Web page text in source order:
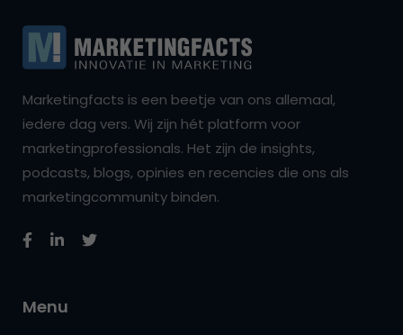
Marketingfacts is een beetje van ons allemaal,
iedere dag vers. Wij zijn hét platform voor
marketingprofessionals. Het zijn de insights,
podcasts, blogs, opinies en recencies die ons als
marketingcommunity binden.
Menu